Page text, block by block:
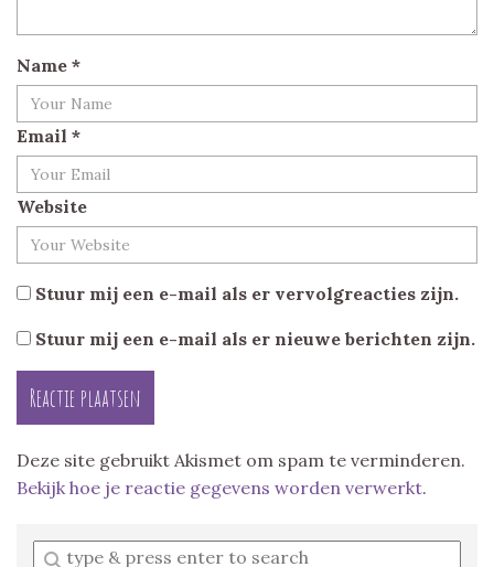
Name *
Email *
Website
Stuur mij een e-mail als er vervolgreacties zijn.
Stuur mij een e-mail als er nieuwe berichten zijn.
Deze site gebruikt Akismet om spam te verminderen.
Bekijk hoe je reactie gegevens worden verwerkt.
Enter